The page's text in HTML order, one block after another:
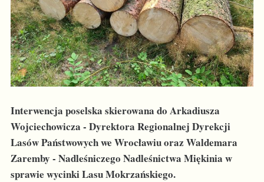
Interwencja poselska skierowana do Arkadiusza
Wojciechowicza - Dyrektora Regionalnej Dyrekcji
Lasów Państwowych we Wrocławiu oraz Waldemara
Zaremby - Nadleśniczego Nadleśnictwa Miękinia w
sprawie wycinki Lasu Mokrzańskiego.